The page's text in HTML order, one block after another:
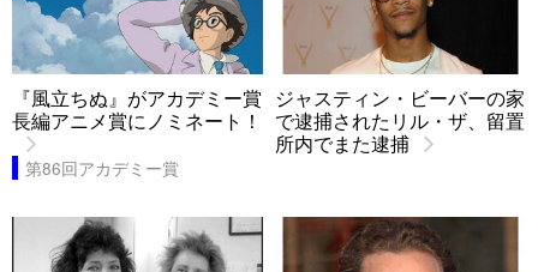
『風立ちぬ』がアカデミー賞
長編アニメ賞にノミネート！
第86回アカデミー賞
ジャスティン・ビーバーの家
で逮捕されたリル・ザ、留置
所内でまた逮捕